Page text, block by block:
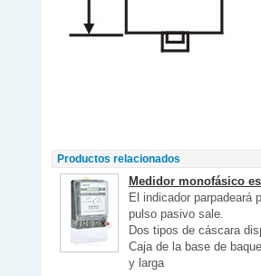
Productos relacionados
Medidor monofásico
El indicador parpadeará
pulso pasivo sale.
Dos tipos de cáscara
Caja de la base de
y larga